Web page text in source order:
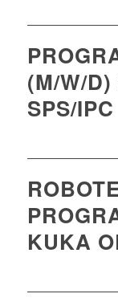
(M/W/
SPS/IPC
KUKA